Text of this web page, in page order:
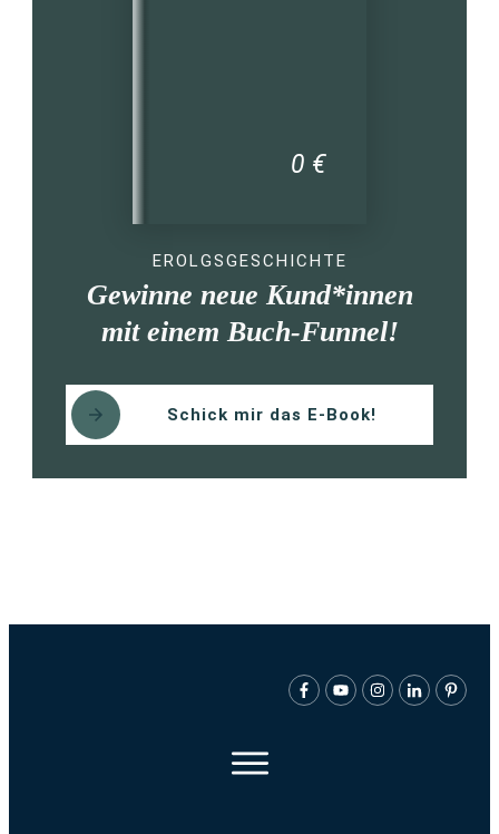
EROLGSGESCHICHTE
Gewinne neue Kund*innen
mit einem Buch-Funnel!
Schick mir das E-Book!
0 €